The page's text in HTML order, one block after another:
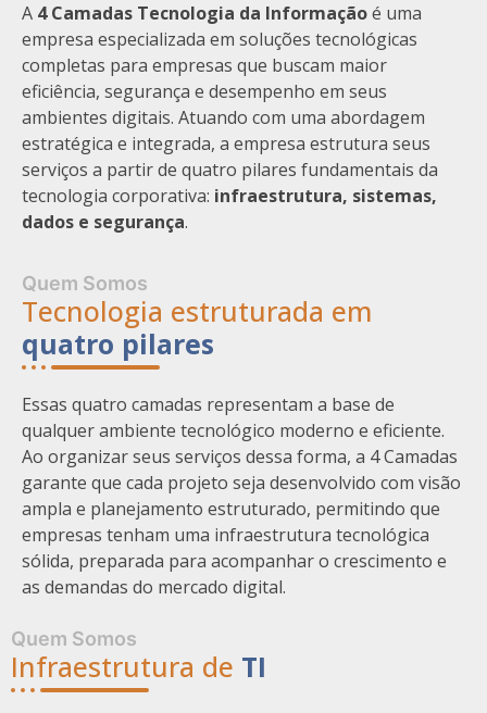
A 4 Camadas Tecnologia da Informaçãoé uma
empresa especializada em soluções tecnológicas
completas para empresas que buscam maior
eficiência, segurança e desempenho em seus
ambientes digitais. Atuando com uma abordagem
estratégica e integrada, a empresa estrutura seus
serviços a partir de quatro pilares fundamentais da
tecnologia corporativa: infraestrutura, sistemas,
dados e segurança.
Quem Somos
Tecnologia estruturada em
quatro pilares
Essas quatro camadas representam a base de
qualquer ambiente tecnológico moderno e eficiente.
Ao organizar seus serviços dessa forma, a 4 Camadas
garante que cada projeto seja desenvolvido com visão
ampla e planejamento estruturado, permitindo que
empresas tenham uma infraestrutura tecnológica
sólida, preparada para acompanhar o crescimento e
as demandas do mercado digital.
Quem Somos
Infraestrutura de TI